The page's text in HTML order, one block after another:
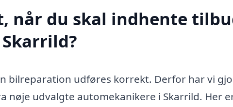
når du skal indhente
bilreparation udføres korrekt. Derfor har vi
udvalgte automekanikere i Skarrild. Her